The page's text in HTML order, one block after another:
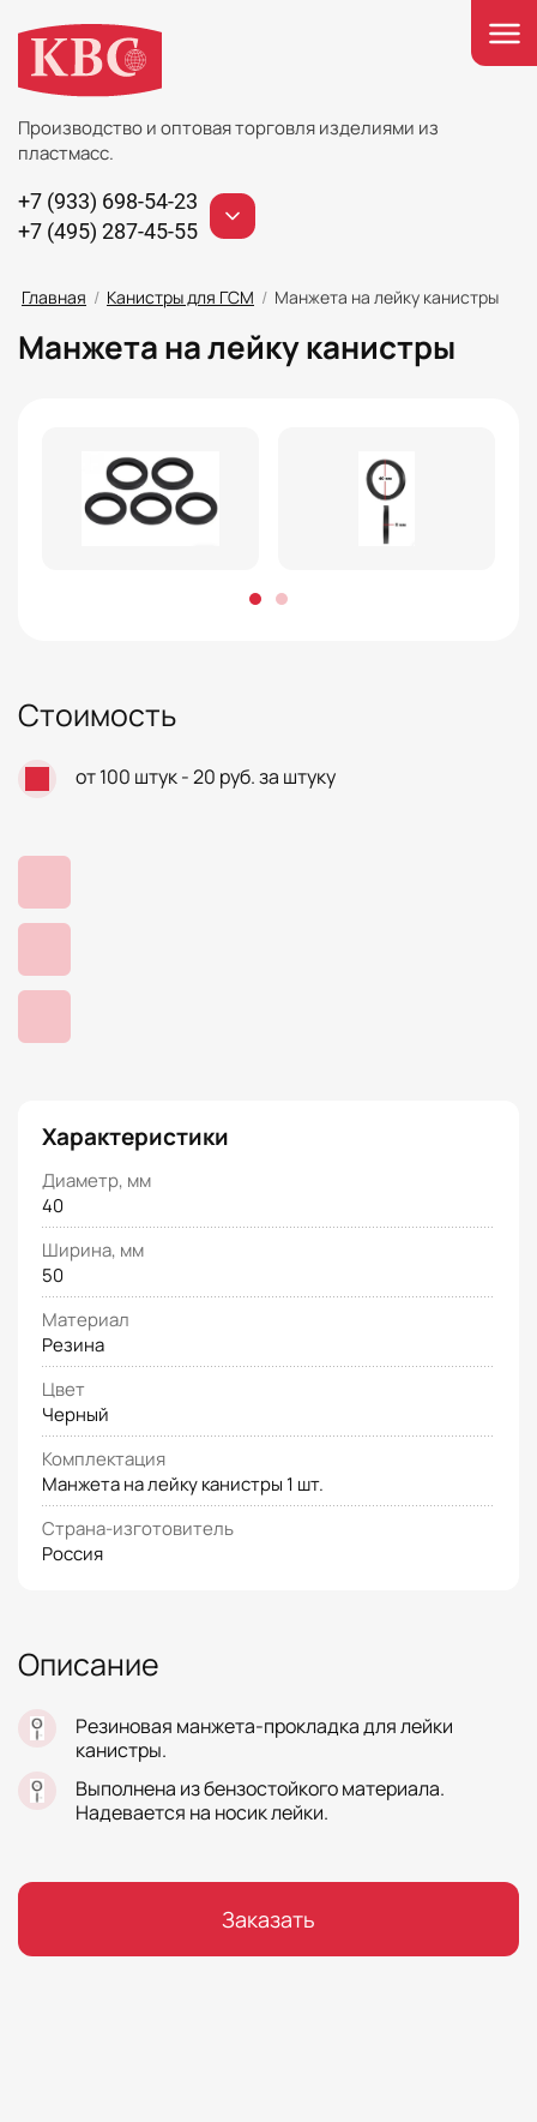
Производство и оптовая торговля изделиями из
пластмасс.
+7 (933) 698-54-23
+7 (495) 287-45-55
Главная / Канистры для ГСМ / Манжета на лейку канистры
Манжета на лейку канистры
Стоимость
от 100 штук - 20 руб. за штуку
Характеристики
Диаметр, мм
40
Ширина, мм
50
Материал
Резина
Цвет
Черный
Комплектация
Манжета на лейку канистры 1 шт.
Страна-изготовитель
Россия
Описание
Резиновая манжета-прокладка для лейки
канистры.
Выполнена из бензостойкого материала.
Надевается на носик лейки.
Заказать